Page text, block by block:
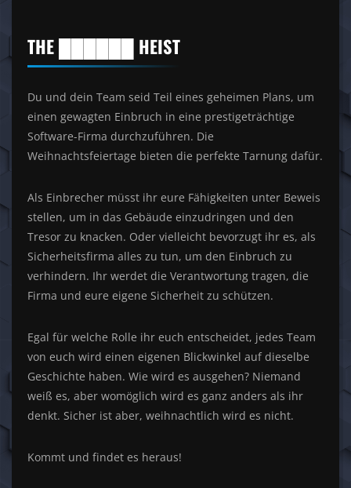
THE ██████ HEIST
Du und dein Team seid Teil eines geheimen Plans, um
einen gewagten Einbruch in eine prestigeträchtige
Software-Firma durchzuführen. Die
Weihnachtsfeiertage bieten die perfekte Tarnung dafür.
Als Einbrecher müsst ihr eure Fähigkeiten unter Beweis
stellen, um in das Gebäude einzudringen und den
Tresor zu knacken. Oder vielleicht bevorzugt ihr es, als
Sicherheitsfirma alles zu tun, um den Einbruch zu
verhindern. Ihr werdet die Verantwortung tragen, die
Firma und eure eigene Sicherheit zu schützen.
Egal für welche Rolle ihr euch entscheidet, jedes Team
von euch wird einen eigenen Blickwinkel auf dieselbe
Geschichte haben. Wie wird es ausgehen? Niemand
weiß es, aber womöglich wird es ganz anders als ihr
denkt. Sicher ist aber, weihnachtlich wird es nicht.
Kommt und findet es heraus!